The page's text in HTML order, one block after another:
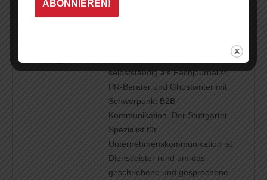
Oliver Mertens
selbstständig als Fachjournalist,
PR-Berater und Ghostwriter mit
Schwerpunkt B2B-
Kommunikation. Der Stuttgarter
Spezialist für
Unternehmenskommunikation ist
Dienstleister rund um das
geschriebene und gesprochene